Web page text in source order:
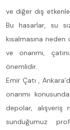
ve diğer dış
Bu hasarlar, su
kısalmasına
ve onarımı,
önemlidir.
Emir Çatı ,
onarımı
depolar, alışveriş
sunduğumuz